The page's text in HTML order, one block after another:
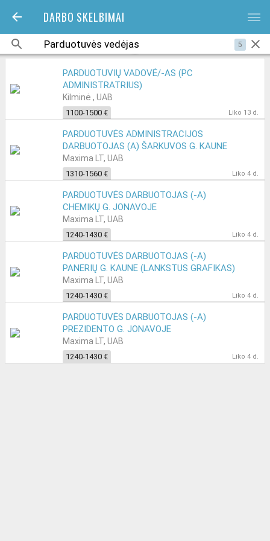
DARBO SKELBIMAI bars
5
PARDUOTUVIŲ VADOVĖ/-AS (PC
ADMINISTRATRIUS)
Kilminė , UAB
1100-1500 € Liko 13 d.
PARDUOTUVĖS ADMINISTRACIJOS
DARBUOTOJAS (A) ŠARKUVOS G. KAUNE
Maxima LT, UAB
1310-1560 € Liko 4 d.
PARDUOTUVĖS DARBUOTOJAS (-A)
CHEMIKŲ G. JONAVOJE
Maxima LT, UAB
1240-1430 € Liko 4 d.
PARDUOTUVĖS DARBUOTOJAS (-A)
PANERIŲ G. KAUNE (LANKSTUS GRAFIKAS)
Maxima LT, UAB
1240-1430 € Liko 4 d.
PARDUOTUVĖS DARBUOTOJAS (-A)
PREZIDENTO G. JONAVOJE
Maxima LT, UAB
1240-1430 € Liko 4 d.